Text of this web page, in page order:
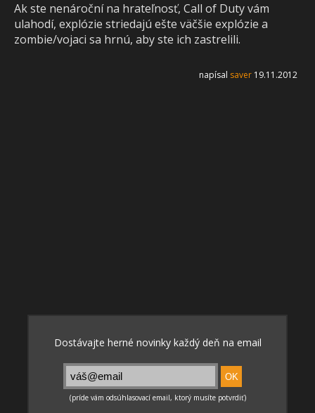
Ak ste nenároční na hrateľnosť, Call of Duty vám
ulahodí, explózie striedajú ešte väčšie explózie a
zombie/vojaci sa hrnú, aby ste ich zastrelili.
napísal saver 19.11.2012